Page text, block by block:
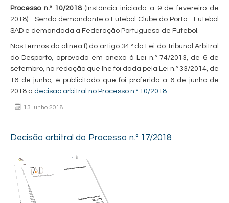
Processo n.º 10/2018(Instância iniciada a 9 de fevereiro de
2018) - Sendo demandante o Futebol Clube do Porto - Futebol
SAD e demandada a Federação Portuguesa de Futebol.
Nos termos da alínea f) do artigo 34.º da Lei do Tribunal Arbitral
do Desporto, aprovada em anexo à Lei n.º 74/2013, de 6 de
setembro, na redação que lhe foi dada pela Lei n.º 33/2014, de
16 de junho, é publicitado que foi proferida a 6 de junho de
2018 a decisão arbitral no Processo n.º 10/2018.
13 junho 2018
Decisão arbitral do Processo n.º 17/2018